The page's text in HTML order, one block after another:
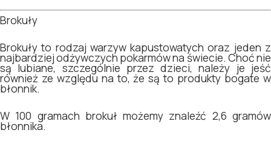
Brokuły
Brokuły to rodzaj warzyw kapustowatych oraz jeden z
najbardziej odżywczych pokarmów na świecie. Choć nie
są lubiane, szczególnie przez dzieci, należy je jeść
również ze względu na to, że są to produkty bogate w
błonnik.
W 100 gramach brokuł możemy znaleźć 2,6 gramów
błonnika.